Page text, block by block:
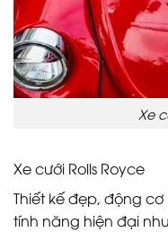
Xe
Xe cưới Rolls Royce
Thiết kế đẹp, động
tính năng hiện đại